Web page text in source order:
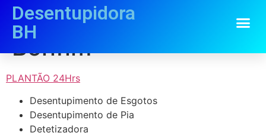
Desentupidora
BH
Desentupidora
Bonfim
PLANTÃO 24Hrs
Desentupimento de Esgotos
Desentupimento de Pia
Detetizadora